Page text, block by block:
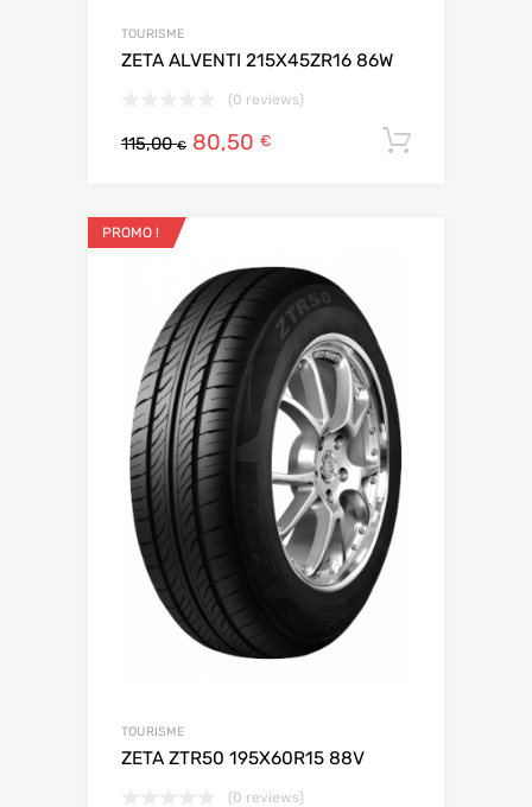
TOURISME
ZETA ALVENTI 215X45ZR16 86W
(0 reviews)
115,00€ 80,50 €
PROMO !
TOURISME
ZETA ZTR50 195X60R15 88V
(0 reviews)